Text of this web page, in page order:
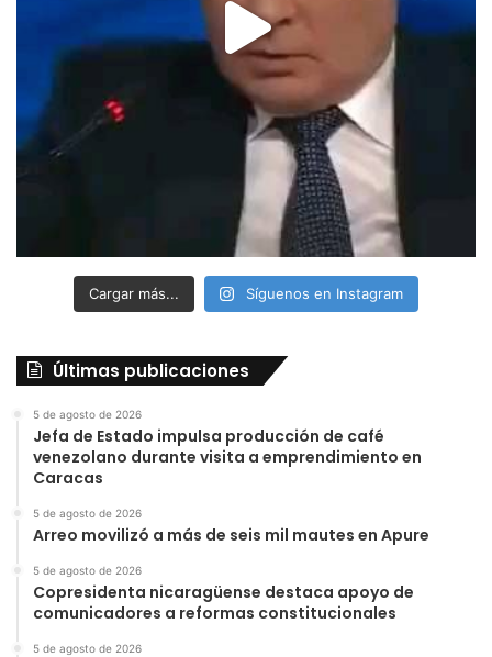
Cargar más... Síguenos en Instagram
Últimas publicaciones
5 de agosto de 2026
Jefa de Estado impulsa producción de café
venezolano durante visita a emprendimiento en
Caracas
5 de agosto de 2026
Arreo movilizó a más de seis mil mautes en Apure
5 de agosto de 2026
Copresidenta nicaragüense destaca apoyo de
comunicadores a reformas constitucionales
5 de agosto de 2026